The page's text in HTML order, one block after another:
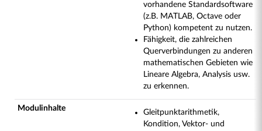
vorhandene Standardsoftware
(z.B. MATLAB, Octave oder
Python) kompetent zu nutzen.
Fähigkeit, die zahlreichen
Querverbindungen zu anderen
mathematischen Gebieten wie
Lineare Algebra, Analysis usw.
zu erkennen.
Modulinhalte
Gleitpunktarithmetik,
Kondition, Vektor- und